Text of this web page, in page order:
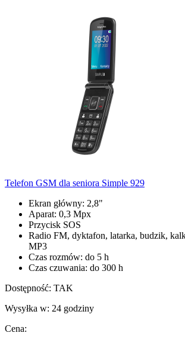
Telefon GSM dla seniora Simple 929
Ekran główny: 2,8"
Aparat: 0,3 Mpx
Przycisk SOS
Radio FM, dyktafon, latarka, budzik,
MP3
Czas rozmów: do 5 h
Czas czuwania: do 300 h
Dostępność: TAK
Wysyłka w: 24 godziny
Cena: